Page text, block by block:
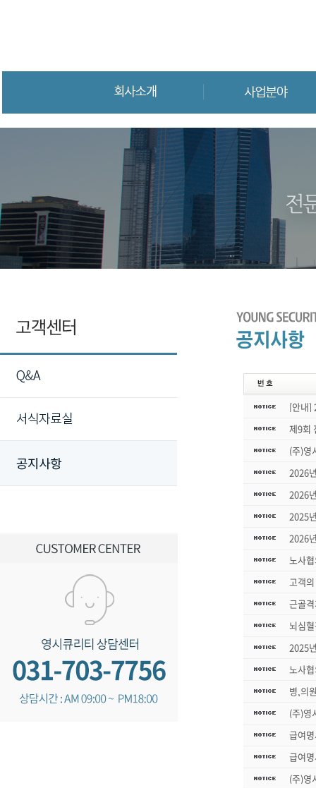
[안내]
제9회
(주)영
2026
2026
2025
2026
노사
고객
근골
뇌심
2025
노사
병,의
(주)영
급여
급여
(주)영